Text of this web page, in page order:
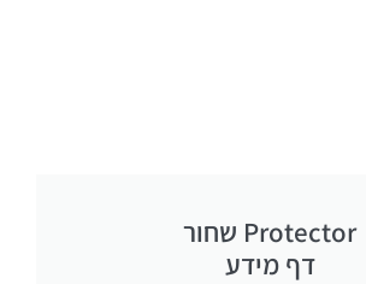
Protector שחור
דף מידע